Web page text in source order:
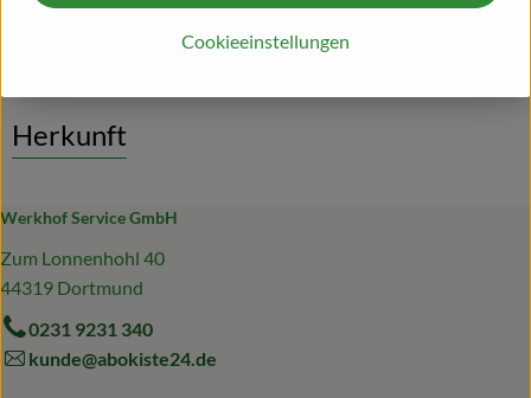
Produktinformationen
Herkunft
Werkhof Service GmbH
Zum Lonnenhohl 40
44319 Dortmund
0231 9231 340
kunde@abokiste24.de
Cookieeinstellungen